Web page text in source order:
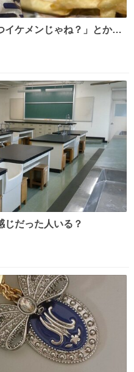
イケメンじゃね？」とか
声で騒いでて怖い
じだった人いる？